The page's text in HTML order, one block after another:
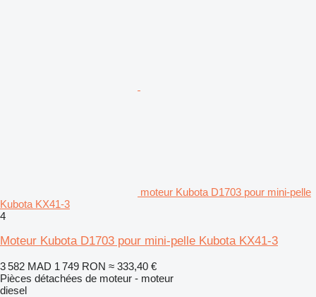
moteur Kubota D1703 pour mini-pelle
Kubota KX41-3
4
Moteur Kubota D1703 pour mini-pelle Kubota KX41-3
3 582 MAD 1 749 RON ≈ 333,40 €
Pièces détachées de moteur - moteur
diesel